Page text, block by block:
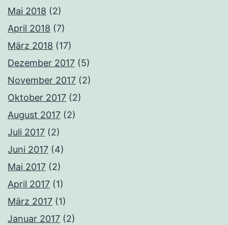
Mai 2018 (2)
April 2018 (7)
März 2018 (17)
Dezember 2017 (5)
November 2017 (2)
Oktober 2017 (2)
August 2017 (2)
Juli 2017 (2)
Juni 2017 (4)
Mai 2017 (2)
April 2017 (1)
März 2017 (1)
Januar 2017 (2)